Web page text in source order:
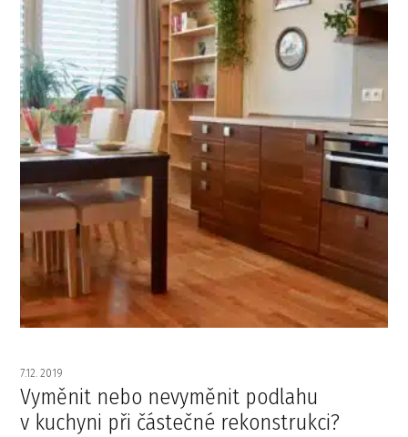
7.12. 2019
Vyměnit nebo nevyměnit podlahu
v kuchyni při částečné rekonstrukci?